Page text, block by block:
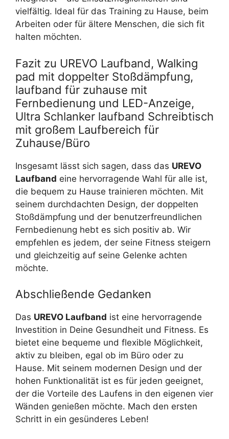
vielfältig. Ideal für das Training zu Hause, beim
Arbeiten oder für ältere Menschen, die sich fit
halten möchten.
Fazit zu UREVO Laufband, Walking
pad mit doppelter Stoßdämpfung,
laufband für zuhause mit
Fernbedienung und LED-Anzeige,
Ultra Schlanker laufband Schreibtisch
mit großem Laufbereich für
Zuhause/Büro
Insgesamt lässt sich sagen, dass das UREVO
Laufband eine hervorragende Wahl für alle ist,
die bequem zu Hause trainieren möchten. Mit
seinem durchdachten Design, der doppelten
Stoßdämpfung und der benutzerfreundlichen
Fernbedienung hebt es sich positiv ab. Wir
empfehlen es jedem, der seine Fitness steigern
und gleichzeitig auf seine Gelenke achten
möchte.
Abschließende Gedanken
Das UREVO Laufband ist eine hervorragende
Investition in Deine Gesundheit und Fitness. Es
bietet eine bequeme und flexible Möglichkeit,
aktiv zu bleiben, egal ob im Büro oder zu
Hause. Mit seinem modernen Design und der
hohen Funktionalität ist es für jeden geeignet,
der die Vorteile des Laufens in den eigenen vier
Wänden genießen möchte. Mach den ersten
Schritt in ein gesünderes Leben!